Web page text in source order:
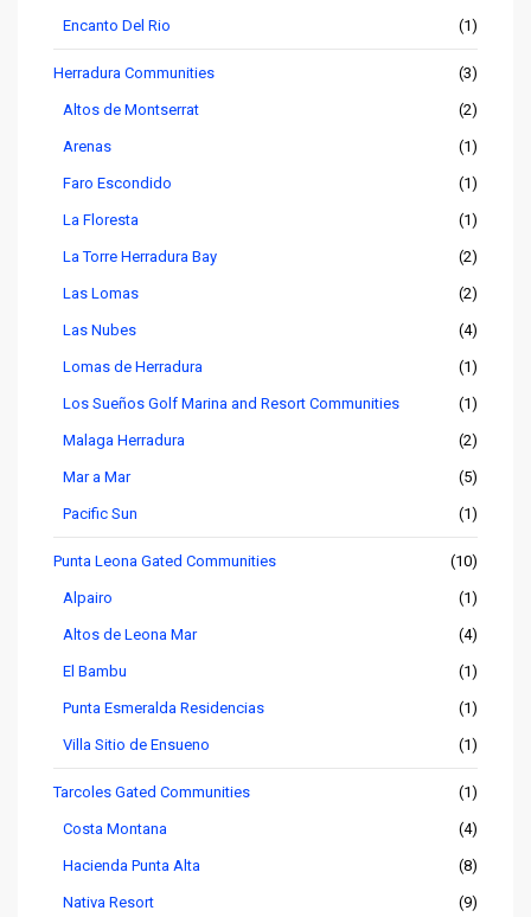
Encanto Del Rio (1)
Herradura Communities (3)
Altos de Montserrat (2)
Arenas (1)
Faro Escondido (1)
La Floresta (1)
La Torre Herradura Bay (2)
Las Lomas (2)
Las Nubes (4)
Lomas de Herradura (1)
Los Sueños Golf Marina and Resort Communities (1)
Malaga Herradura (2)
Mar a Mar (5)
Pacific Sun (1)
Punta Leona Gated Communities (10)
Alpairo (1)
Altos de Leona Mar (4)
El Bambu (1)
Punta Esmeralda Residencias (1)
Villa Sitio de Ensueno (1)
Tarcoles Gated Communities (1)
Costa Montana (4)
Hacienda Punta Alta (8)
Nativa Resort (9)